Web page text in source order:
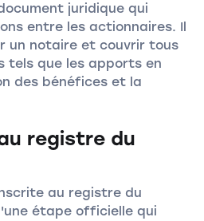
juridique qui
entre les actionnaires. Il
un notaire et couvrir tous
tels que les apports en
des bénéfices et la
registre du
au registre du
étape officielle qui